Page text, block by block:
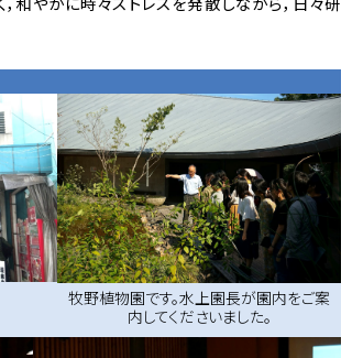
牧野植物園です。水上園長が園内をご案
内してくださいました。